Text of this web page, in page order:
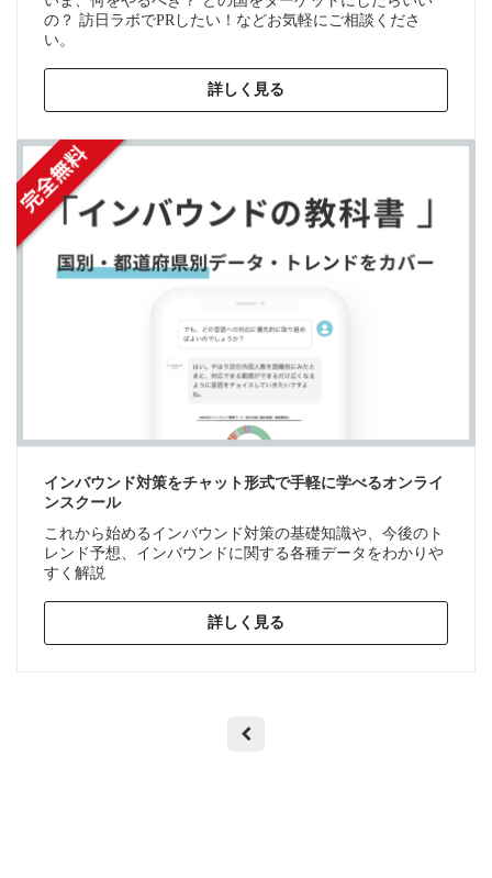
の？ 訪日ラボでPRしたい！などお気軽にご相談くださ
い。
詳しく見る
インバウンド対策をチャット形式で手軽に学べるオンライ
ンスクール
これから始めるインバウンド対策の基礎知識や、今後のト
レンド予想、インバウンドに関する各種データをわかりや
すく解説
詳しく見る